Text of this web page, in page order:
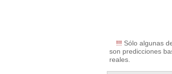
!!! Sólo algunas
son predicciones
reales.